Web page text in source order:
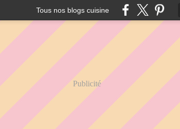
Tous nos blogs cuisine
Publicité